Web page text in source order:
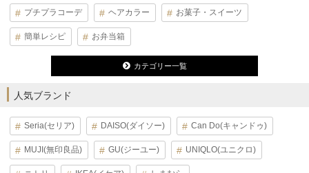
プチプラコーデ ヘアカラー お菓子・スイーツ
簡単レシピ お弁当箱
カテゴリー一覧
人気ブランド
Seria(セリア) DAISO(ダイソー) Can Do(キャンドゥ)
MUJI(無印良品) GU(ジーユー) UNIQLO(ユニクロ)